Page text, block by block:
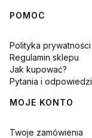
POMOC
Polityka prywatności
Regulamin sklepu
Jak kupować?
Pytania i odpowiedzi
MOJE KONTO
Twoje zamówienia